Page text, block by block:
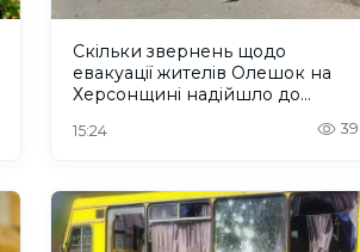
Скільки звернень щодо
евакуації жителів Олешок на
Херсонщині надійшло до
15:24 39